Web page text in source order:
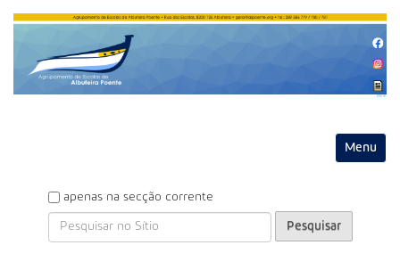
Toggle
P
e
apenas na secção corrente